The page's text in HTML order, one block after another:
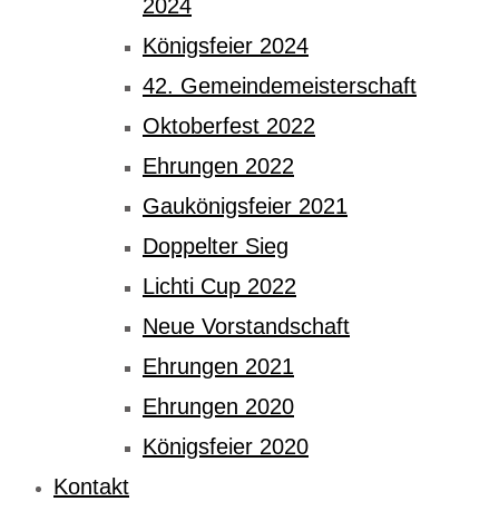
2024
Königsfeier 2024
42. Gemeindemeisterschaft
Oktoberfest 2022
Ehrungen 2022
Gaukönigsfeier 2021
Doppelter Sieg
Lichti Cup 2022
Neue Vorstandschaft
Ehrungen 2021
Ehrungen 2020
Königsfeier 2020
Kontakt